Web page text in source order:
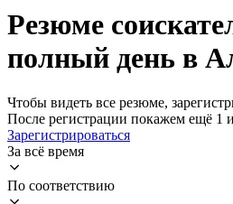
Резюме
полный день в
Чтобы видеть все резюме,
После регистрации покажем ещё 1
Зарегистрироваться
За всё время
По соответствию